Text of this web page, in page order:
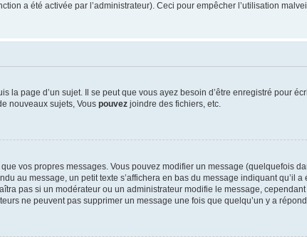
a été activée par l’administrateur). Ceci pour empêcher l’utilisation
page d’un sujet. Il se peut que vous ayez besoin d’être enregistré pour
nouveaux sujets, Vous pouvez joindre des fichiers, etc.
vos propres messages. Vous pouvez modifier un message (quelquefois
au message, un petit texte s’affichera en bas du message indiquant qu’il a
pas si un modérateur ou un administrateur modifie le message,
ne peuvent pas supprimer un message une fois que quelqu’un y a